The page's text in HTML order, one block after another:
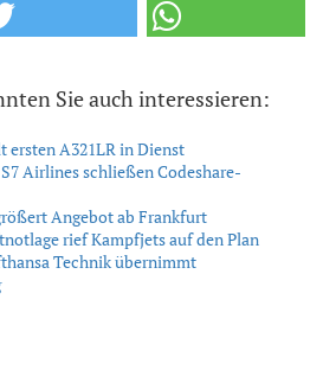
Sie auch interessieren:
ersten A321LR in Dienst
Airlines schließen Codeshare-
Angebot ab Frankfurt
rief Kampfjets auf den Plan
Technik übernimmt